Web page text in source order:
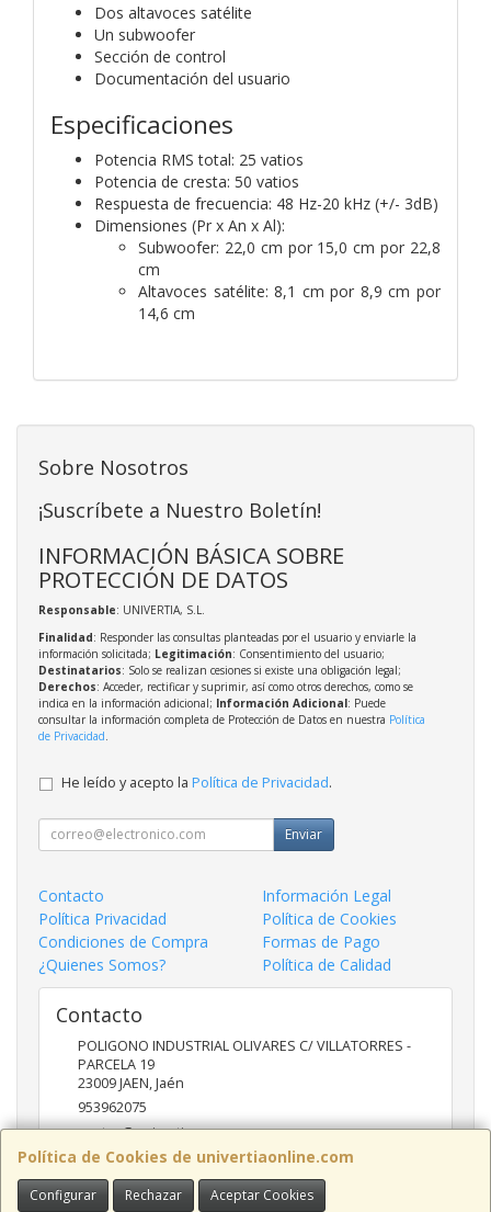
Dos altavoces satélite
Un subwoofer
Sección de control
Documentación del usuario
Especificaciones
Potencia RMS total: 25 vatios
Potencia de cresta: 50 vatios
Respuesta de frecuencia: 48 Hz-20 kHz (+/- 3dB)
Dimensiones (Pr x An x Al):
Subwoofer: 22,0 cm por 15,0 cm por 22,8
cm
Altavoces satélite: 8,1 cm por 8,9 cm por
14,6 cm
Política de Cookies de univertiaonline.com
Configurar Rechazar Aceptar Cookies
Sobre Nosotros
¡Suscríbete a Nuestro Boletín!
INFORMACIÓN BÁSICA SOBRE
PROTECCIÓN DE DATOS
Responsable: UNIVERTIA, S.L.
Finalidad: Responder las consultas planteadas por el usuario y enviarle la
información solicitada; Legitimación: Consentimiento del usuario;
Destinatarios: Solo se realizan cesiones si existe una obligación legal;
Derechos: Acceder, rectificar y suprimir, así como otros derechos, como se
indica en la información adicional; Información Adicional: Puede
consultar la información completa de Protección de Datos en nuestra Política
de Privacidad
He leído y acepto la Política de Privacidad.
Enviar
Contacto
Información Legal
Política Privacidad
Política de Cookies
Condiciones de Compra
Formas de Pago
¿Quienes Somos?
Política de Calidad
Contacto
POLIGONO INDUSTRIAL OLIVARES C/ VILLATORRES -
PARCELA 19
23009JAEN,Jaén
953962075
ventas@univertia.es
Horario